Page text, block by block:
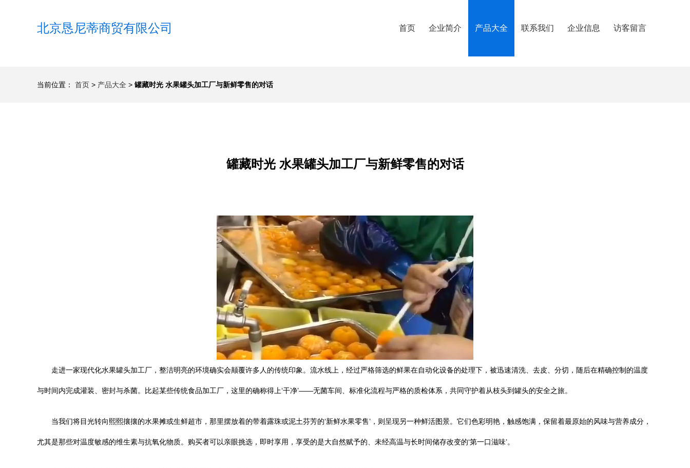
北京恳尼蒂商贸有限公司 首页 企业简介 产品大全 联系我们 企业信息 访客留言
当前位置： 首页 > 产品大全 > 罐藏时光 水果罐头加工厂与新鲜零售的对话
罐藏时光 水果罐头加工厂与新鲜零售的对话
走进一家现代化水果罐头加工厂，整洁明亮的环境确实会颠覆许多人的传统印象。流水线上，经过严格筛选的鲜果在自动化设备的处理下，被迅速清洗、去皮、分切，随后在精确控制的温度
与时间内完成灌装、密封与杀菌。比起某些传统食品加工厂，这里的确称得上‘干净’——无菌车间、标准化流程与严格的质检体系，共同守护着从枝头到罐头的安全之旅。
当我们将目光转向熙熙攘攘的水果摊或生鲜超市，那里摆放着的带着露珠或泥土芬芳的‘新鲜水果零售’，则呈现另一种鲜活图景。它们色彩明艳，触感饱满，保留着最原始的风味与营养成分，
尤其是那些对温度敏感的维生素与抗氧化物质。购买者可以亲眼挑选，即时享用，享受的是大自然赋予的、未经高温与长时间储存改变的‘第一口滋味’。